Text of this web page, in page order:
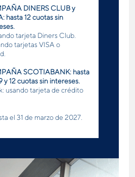
DINERS CLUB y
hasta 12 cuotas sin
tarjeta Diners Club.
tarjetas VISA o
SCOTIABANK: hasta
y 12 cuotas sin intereses.
usando tarjeta de crédito
el 31 de marzo de 2027.